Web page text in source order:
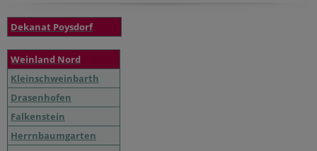
Dekanat Poysdorf
Weinland Nord
Kleinschweinbarth
Drasenhofen
Falkenstein
Herrnbaumgarten